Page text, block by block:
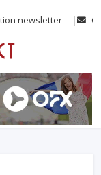
newsletter